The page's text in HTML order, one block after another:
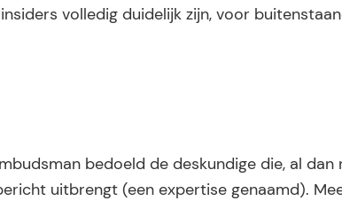
volledig duidelijk zijn, voor
bedoeld de deskundige die, al dan
uitbrengt (een expertise genaamd).